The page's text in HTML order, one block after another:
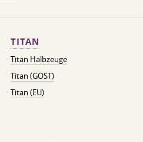
TITAN
Titan Halbzeuge
Titan (GOST)
Titan (EU)